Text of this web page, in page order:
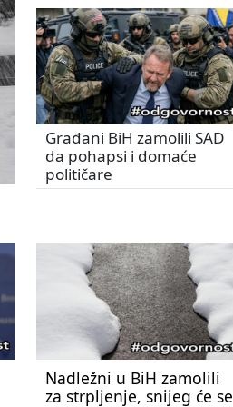
Građani BiH zamolili SAD
da pohapsi i domaće
političare
Nadležni u BiH zamolili
za strpljenje, snijeg će se